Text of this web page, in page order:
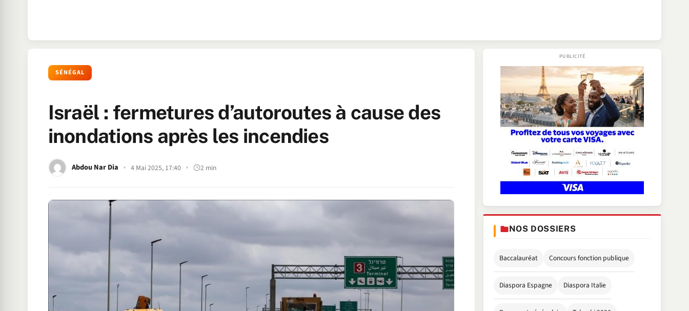
SÉNÉGAL
Israël : fermetures d’autoroutes à cause des
inondations après les incendies
Abdou Nar Dia 4 Mai 2025, 17:40 2 min
NOS DOSSIERS
Baccalauréat Concours fonction publique
Diaspora Espagne Diaspora Italie